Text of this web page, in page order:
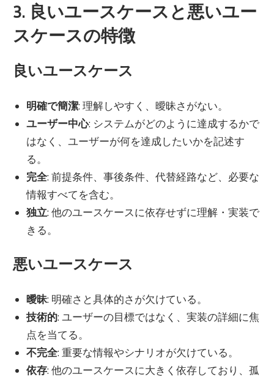
3. 良いユースケースと悪いユー
スケースの特徴
良いユースケース
明確で簡潔: 理解しやすく、曖昧さがない。
ユーザー中心: システムがどのように達成するかで
はなく、ユーザーが何を達成したいかを記述す
る。
完全: 前提条件、事後条件、代替経路など、必要な
情報すべてを含む。
独立: 他のユースケースに依存せずに理解・実装で
きる。
悪いユースケース
曖昧: 明確さと具体的さが欠けている。
技術的: ユーザーの目標ではなく、実装の詳細に焦
点を当てる。
不完全: 重要な情報やシナリオが欠けている。
依存: 他のユースケースに大きく依存しており、孤